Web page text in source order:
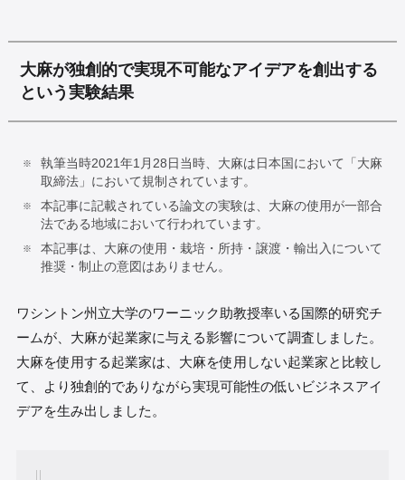
大麻が独創的で実現不可能なアイデアを創出する
という実験結果
執筆当時2021年1月28日当時、大麻は日本国において「大麻
取締法」において規制されています。
本記事に記載されている論文の実験は、大麻の使用が一部合
法である地域において行われています。
本記事は、大麻の使用・栽培・所持・譲渡・輸出入について
推奨・制止の意図はありません。
ワシントン州立大学のワーニック助教授率いる国際的研究チ
ームが、大麻が起業家に与える影響について調査しました。
大麻を使用する起業家は、大麻を使用しない起業家と比較し
て、より独創的でありながら実現可能性の低いビジネスアイ
デアを生み出しました。